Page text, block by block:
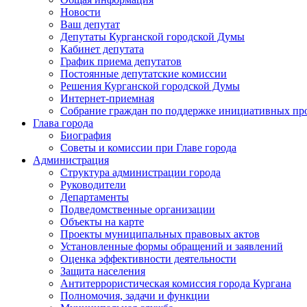
Новости
Ваш депутат
Депутаты Курганской городской Думы
Кабинет депутата
График приема депутатов
Постоянные депутатские комиссии
Решения Курганской городской Думы
Интернет-приемная
Собрание граждан по поддержке инициативных
Глава города
Биография
Советы и комиссии при Главе города
Администрация
Структура администрации города
Руководители
Департаменты
Подведомственные организации
Объекты на карте
Проекты муниципальных правовых актов
Установленные формы обращений и заявлений
Оценка эффективности деятельности
Защита населения
Антитеррористическая комиссия города Кургана
Полномочия, задачи и функции